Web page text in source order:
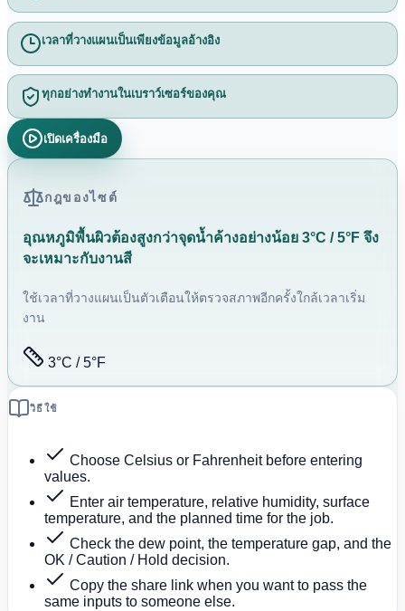
เวลาที่วางแผนเป็นเพียงข้อมูลอ้างอิง
ทุกอย่างทำงานในเบราว์เซอร์ของคุณ
เปิดเครื่องมือ
กฎของไซต์
อุณหภูมิพื้นผิวต้องสูงกว่าจุดน้ำค้างอย่างน้อย 3°C / 5°F จึง
จะเหมาะกับงานสี
ใช้เวลาที่วางแผนเป็นตัวเตือนให้ตรวจสภาพอีกครั้งใกล้เวลาเริ่ม
งาน
3°C / 5°F
วิธีใช้
Choose Celsius or Fahrenheit before entering
values.
Enter air temperature, relative humidity, surface
temperature, and the planned time for the job.
Check the dew point, the temperature gap, and the
OK / Caution / Hold decision.
Copy the share link when you want to pass the
same inputs to someone else.